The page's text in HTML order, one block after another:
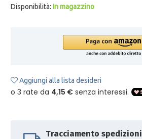
Disponibilità: In magazzino
Aggiungi alla lista desideri
Tracciamento spedizioni